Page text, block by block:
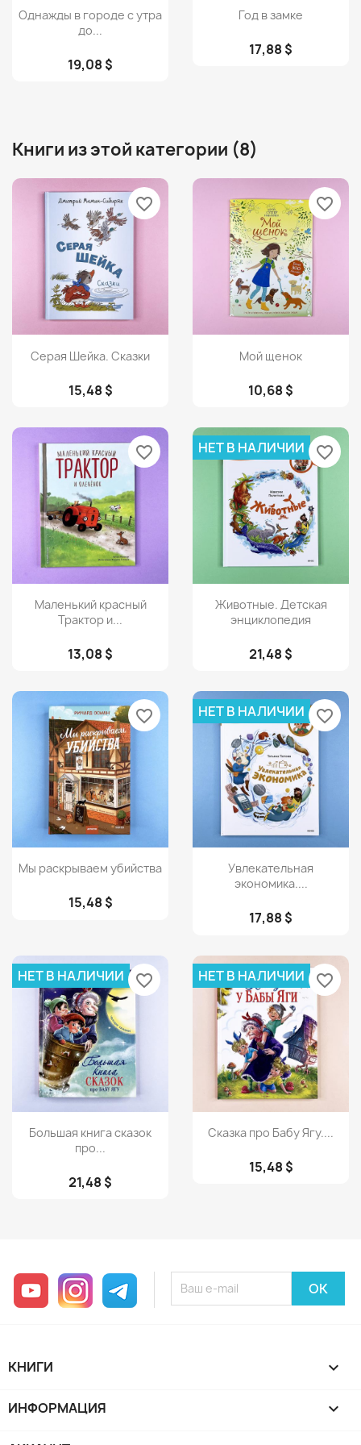
Просмотр
Однажды в городе с утра
до...
19,08 $
Просмотр
Год в замке
17,88 $
Книги из этой категории (8)
 Просмотр
Серая Шейка. Сказки
15,48 $
favorite_border
Просмотр
Мой щенок
10,68 $
favorite_border
Просмотр
Маленький красный
Трактор и...
13,08 $
favorite_border
Просмотр
Животные. Детская
энциклопедия
21,48 $
НЕТ В НАЛИЧИИ favorite_border
Просмотр
Мы раскрываем убийства
15,48 $
favorite_border
Просмотр
Увлекательная
экономика....
17,88 $
НЕТ В НАЛИЧИИ favorite_border
Просмотр
Большая книга сказок
про...
21,48 $
НЕТ В НАЛИЧИИ favorite_border
Просмотр
Сказка про Бабу Ягу....
15,48 $
НЕТ В НАЛИЧИИ favorite_border
YouTube InstagramTelegram
КНИГИ 
ИНФОРМАЦИЯ 